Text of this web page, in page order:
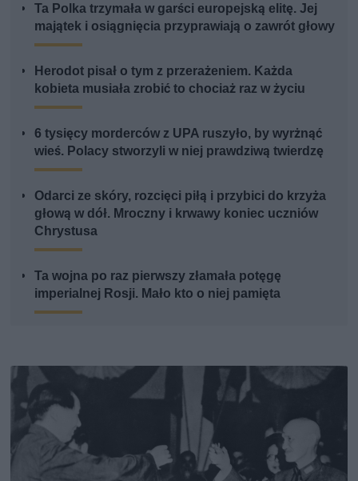
Ta Polka trzymała w garści europejską elitę. Jej
majątek i osiągnięcia przyprawiają o zawrót głowy
Herodot pisał o tym z przerażeniem. Każda
kobieta musiała zrobić to chociaż raz w życiu
6 tysięcy morderców z UPA ruszyło, by wyrżnąć
wieś. Polacy stworzyli w niej prawdziwą twierdzę
Odarci ze skóry, rozcięci piłą i przybici do krzyża
głową w dół. Mroczny i krwawy koniec uczniów
Chrystusa
Ta wojna po raz pierwszy złamała potęgę
imperialnej Rosji. Mało kto o niej pamięta